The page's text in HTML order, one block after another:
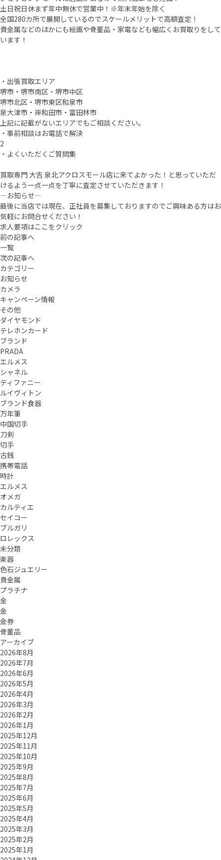
土日祝日休まず年中無休で営業中！※年末年始を除く
全国280カ所で展開しているのでスケールメリットで高額査定！
貴金属などのほかにも絵画や骨董品・家電なども幅広くお買取りをして
います！
・出張買取エリア
堺市・堺市南区・堺市中区
堺市北区・堺市東区和泉市
泉大津市・岸和田市・富田林市
上記に記載がないエリアでもご相談ください。
・事前相談はお電話で解決
2
・よくいただくご質問集
買取専門 大吉 泉北アクロスモール店に来てよかった！と思っていただ
けるよう一点一点を丁寧に査定させていただきます！
—お知らせ—
最後に当店では現在、正社員を募集しておりますのでご興味ある方はお
気軽にお問合せください！
求人要項はここをクリック
前の記事へ
一覧
次の記事へ
カテゴリー
お知らせ
カメラ
キャンペーン情報
その他
ダイヤモンド
テレホンカード
ブランド
PRADA
エルメス
シャネル
ティファニー
ルイヴィトン
ブランド食器
万年筆
中国切手
刀剣
切手
古銭
携帯電話
時計
エルメス
オメガ
カルティエ
セイコー
ブルガリ
ロレックス
未分類
楽器
色石ジュエリー
貴金属
プラチナ
金
金
金券
骨董品
アーカイブ
2026年8月
2026年7月
2026年6月
2026年5月
2026年4月
2026年3月
2026年2月
2026年1月
2025年12月
2025年11月
2025年10月
2025年9月
2025年8月
2025年7月
2025年6月
2025年5月
2025年4月
2025年3月
2025年2月
2025年1月